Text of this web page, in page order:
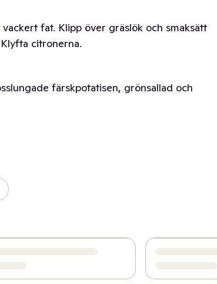
fat. Klipp över gräslök och smaksätt
citronerna.
färskpotatisen, grönsallad och